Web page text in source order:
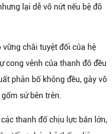
lại dễ vỡ nứt nếu bệ đỡ
vững chãi tuyệt đối của hệ
cong vênh của thanh đỡ đều
phân bố không đều, gây vỡ
sứ bên trên.
thanh đố chịu lực bản lớn,